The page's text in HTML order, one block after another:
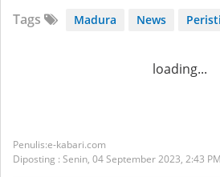
Tags Madura News
loading...
e-kabari.com
Diposting : Senin, 04 September 2023, 2:43 PM